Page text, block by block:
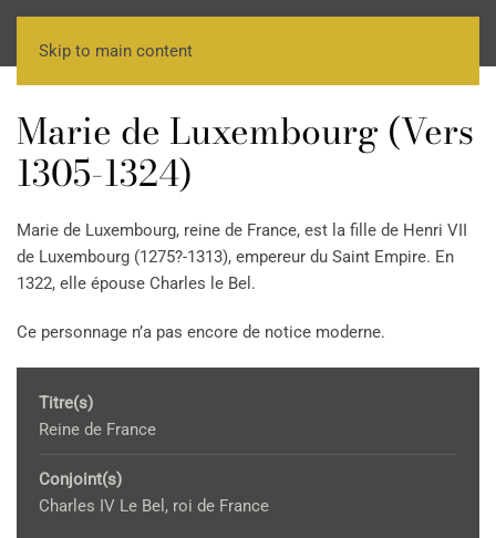
Skip to main content
Marie de Luxembourg (Vers
1305-1324)
Marie de Luxembourg, reine de France, est la fille de Henri VII
de Luxembourg (1275?-1313), empereur du Saint Empire. En
1322, elle épouse Charles le Bel.
Ce personnage n’a pas encore de notice moderne.
Titre(s)
Reine de France
Conjoint(s)
Charles IV Le Bel, roi de France